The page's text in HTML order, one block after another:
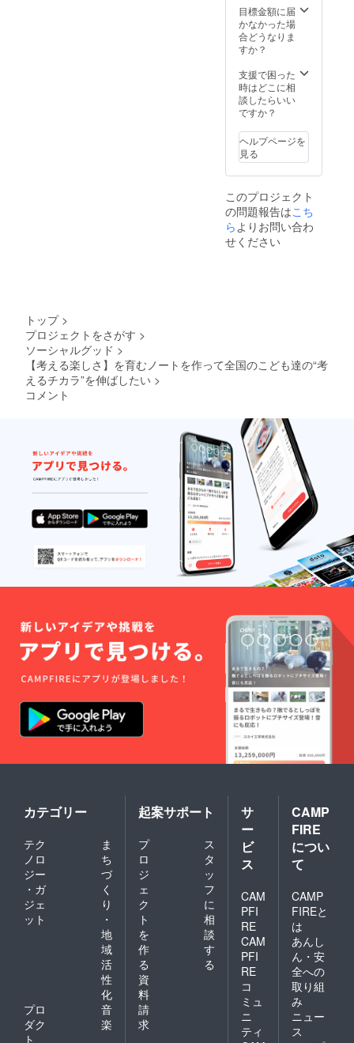
後に習
得でき
ます。
を掲載
いたし
ますの
で、予
承くだ
さい。
3）ご希
望の場
社員・
従業員
様とお
子様向
ワーク
ショッ
プを御
社に訪
問して
担） ※
ワーク
ジュー
ル等は
後日相
談のう
え確定
させて
いただ
きま
す。
（2019
年5月～
2020年
2月まで
に開
目標金額に届
かなかった場
合どうなりま
すか？
支援で困った
時はどこに相
談したらいい
ですか？
ヘルプページを
見る
このプロジェクト
の問題報告はこち
ら よりお問い合わ
せください
トップ >
プロジェクトをさがす >
ソーシャルグッド >
【考える楽しさ】を育むノートを作って全国のこども達の“考
えるチカラ”を伸ばしたい >
コメント
カテゴリー
テク
ノロ
ジー
・ガ
ジェ
ット
ま
ち
づ
く
り
・
地
域
活
性
化
プロ
ダク
ト
音
楽
起案サポート
プ
ロ
ジ
ェ
ク
ト
を
作
る
ス
タ
ッ
フ
に
相
談
す
る
資
料
請
求
サ
ー
ビ
ス
CAM
PFI
RE
CAM
PFI
RE
コ
ミュ
ニ
ティ
CAMP
FIRE
につい
て
CAMP
FIREと
は
あんし
ん・安
全への
取り組
み
ニュー
ス